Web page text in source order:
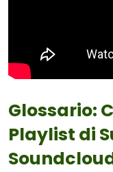
Glossario:
Playlist di